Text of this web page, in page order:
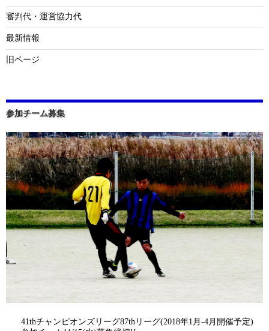
審判代・運営協力代
最新情報
旧ページ
参加チーム募集
41thチャンピオンズリーグ87thリーグ(2018年1月-4月開催予定)